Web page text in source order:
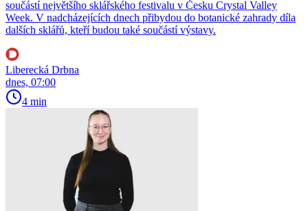
součástí největšího sklářského festivalu v Česku Crystal Valley
Week. V nadcházejících dnech přibydou do botanické zahrady díla
dalších sklářů, kteří budou také součástí výstavy.
Liberecká Drbna
dnes, 07:00
4 min